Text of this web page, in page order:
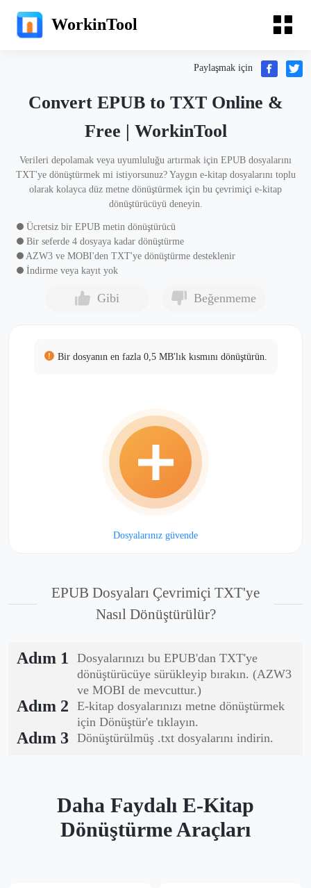
WorkinTool
Paylaşmak için
Convert EPUB to TXT Online &
Free | WorkinTool
Verileri depolamak veya uyumluluğu artırmak için EPUB dosyalarını
TXT'ye dönüştürmek mi istiyorsunuz? Yaygın e-kitap dosyalarını toplu
olarak kolayca düz metne dönüştürmek için bu çevrimiçi e-kitap
dönüştürücüyü deneyin.
Ücretsiz bir EPUB metin dönüştürücü
Bir seferde 4 dosyaya kadar dönüştürme
AZW3 ve MOBI'den TXT'ye dönüştürme desteklenir
İndirme veya kayıt yok
Gibi Beğenmeme
Bir dosyanın en fazla 0,5 MB'lık kısmını dönüştürün.
Dosyalarınız güvende
EPUB Dosyaları Çevrimiçi TXT'ye
Nasıl Dönüştürülür?
Adım 1
Dosyalarınızı bu EPUB'dan TXT'ye
dönüştürücüye sürükleyip bırakın. (AZW3
ve MOBI de mevcuttur.)
Adım 2
E-kitap dosyalarınızı metne dönüştürmek
için Dönüştür'e tıklayın.
Adım 3 Dönüştürülmüş .txt dosyalarını indirin.
Daha Faydalı E-Kitap
Dönüştürme Araçları